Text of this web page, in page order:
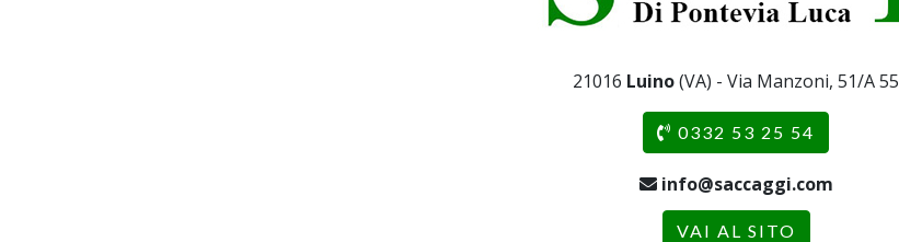
21016 Luino(VA) - Via Manzoni, 51/A 55
0332 53 25 54
info@saccaggi.com
VAI AL SITO